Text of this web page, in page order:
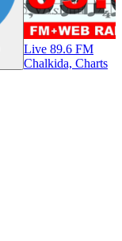
Live 89.6 FM
Chalkida, Charts